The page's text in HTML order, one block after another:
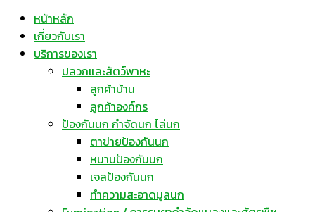
หน้าหลัก
เกี่ยวกับเรา
บริการของเรา
ปลวกและสัตว์พาหะ
ลูกค้าบ้าน
ลูกค้าองค์กร
ป้องกันนก กำจัดนก ไล่นก
ตาข่ายป้องกันนก
หนามป้องกันนก
เจลป้องกันนก
ทำความสะอาดมูลนก